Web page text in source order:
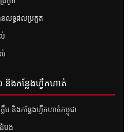
នលទ្ធផលប្រកួត
និងកន្លែងហ្វឹកហាត់
និងកន្លែងហ្វឹកហាត់កម្ពុជា
បង